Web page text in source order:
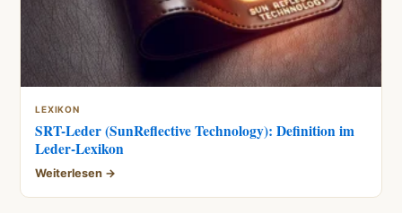
LEXIKON
SRT-Leder (SunReflective Technology): Definition im
Leder-Lexikon
Weiterlesen →